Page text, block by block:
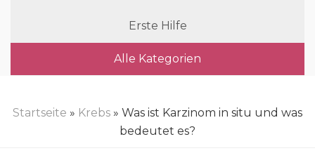
Erste Hilfe
Alle Kategorien
Startseite » Krebs » Was ist Karzinom in situ und was
bedeutet es?